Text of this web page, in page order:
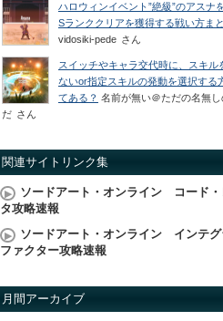
ハロウィンイベント”絶級”のアスナ
Sランククリアを獲得する戦い方まと
vidosiki-pede さん
スイッチやキャラ交代時に、スキル
ないor指定スキルの発動を選択する
てある？ 名前が無い＠ただの名無し
だ さん
関連サイトリンク集
ソードアート・オンライン コード・
タ攻略速報
ソードアート・オンライン インテグ
ファクター攻略速報
月間アーカイブ